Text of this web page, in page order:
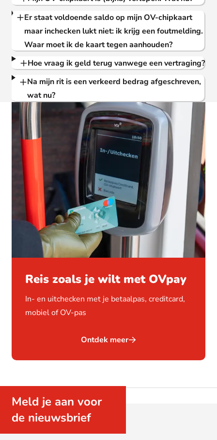
Er staat voldoende saldo op mijn OV-chipkaart
maar inchecken lukt niet: ik krijg een foutmelding.
Waar moet ik de kaart tegen aanhouden?
Hoe vraag ik geld terug vanwege een vertraging?
Na mijn rit is een verkeerd bedrag afgeschreven,
wat nu?
Reis zoals je wilt met OVpay
In- en uitchecken met je betaalpas, creditcard,
mobiel of OV-pas
Ontdek meer
Meld je aan voor
de nieuwsbrief